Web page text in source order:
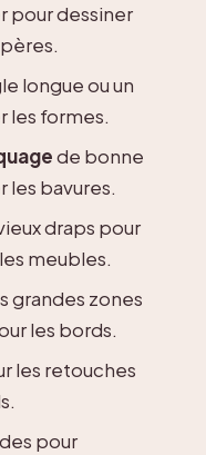
pour dessiner
longue ou un
les formes.
de bonne
les bavures.
draps pour
meubles.
grandes zones
les bords.
les retouches
pour